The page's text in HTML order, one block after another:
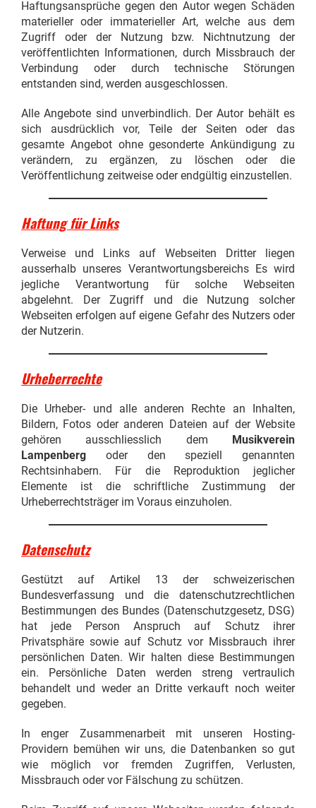
Haftungsansprüche gegen den Autor wegen Schäden
materieller oder immaterieller Art, welche aus dem
Zugriff oder der Nutzung bzw. Nichtnutzung der
veröffentlichten Informationen, durch Missbrauch der
Verbindung oder durch technische Störungen
entstanden sind, werden ausgeschlossen.
Alle Angebote sind unverbindlich. Der Autor behält es
sich ausdrücklich vor, Teile der Seiten oder das
gesamte Angebot ohne gesonderte Ankündigung zu
verändern, zu ergänzen, zu löschen oder die
Veröffentlichung zeitweise oder endgültig einzustellen.
Haftung für Links
Verweise und Links auf Webseiten Dritter liegen
ausserhalb unseres Verantwortungsbereichs Es wird
jegliche Verantwortung für solche Webseiten
abgelehnt. Der Zugriff und die Nutzung solcher
Webseiten erfolgen auf eigene Gefahr des Nutzers oder
der Nutzerin.
Urheberrechte
Die Urheber- und alle anderen Rechte an Inhalten,
Bildern, Fotos oder anderen Dateien auf der Website
gehören ausschliesslich dem Musikverein
Lampenberg oder den speziell genannten
Rechtsinhabern. Für die Reproduktion jeglicher
Elemente ist die schriftliche Zustimmung der
Urheberrechtsträger im Voraus einzuholen.
Datenschutz
Gestützt auf Artikel 13 der schweizerischen
Bundesverfassung und die datenschutzrechtlichen
Bestimmungen des Bundes (Datenschutzgesetz, DSG)
hat jede Person Anspruch auf Schutz ihrer
Privatsphäre sowie auf Schutz vor Missbrauch ihrer
persönlichen Daten. Wir halten diese Bestimmungen
ein. Persönliche Daten werden streng vertraulich
behandelt und weder an Dritte verkauft noch weiter
gegeben.
In enger Zusammenarbeit mit unseren Hosting-
Providern bemühen wir uns, die Datenbanken so gut
wie möglich vor fremden Zugriffen, Verlusten,
Missbrauch oder vor Fälschung zu schützen.